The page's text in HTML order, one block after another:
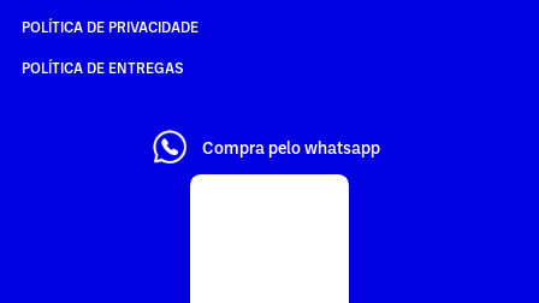
POLÍTICA DE PRIVACIDADE
POLÍTICA DE ENTREGAS
Compra pelo whatsapp